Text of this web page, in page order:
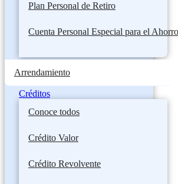
Plan Personal de Retiro
Cuenta Personal Especial para el Ahorro
Arrendamiento
Créditos
Conoce todos
Crédito Valor
Crédito Revolvente